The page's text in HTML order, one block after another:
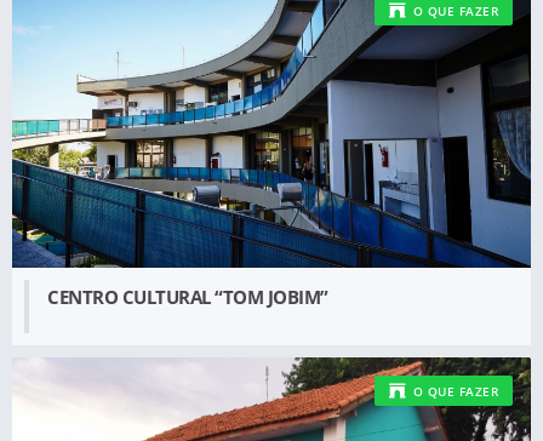
CENTRO CULTURAL “TOM JOBIM”
O QUE FAZER
O QUE FAZER